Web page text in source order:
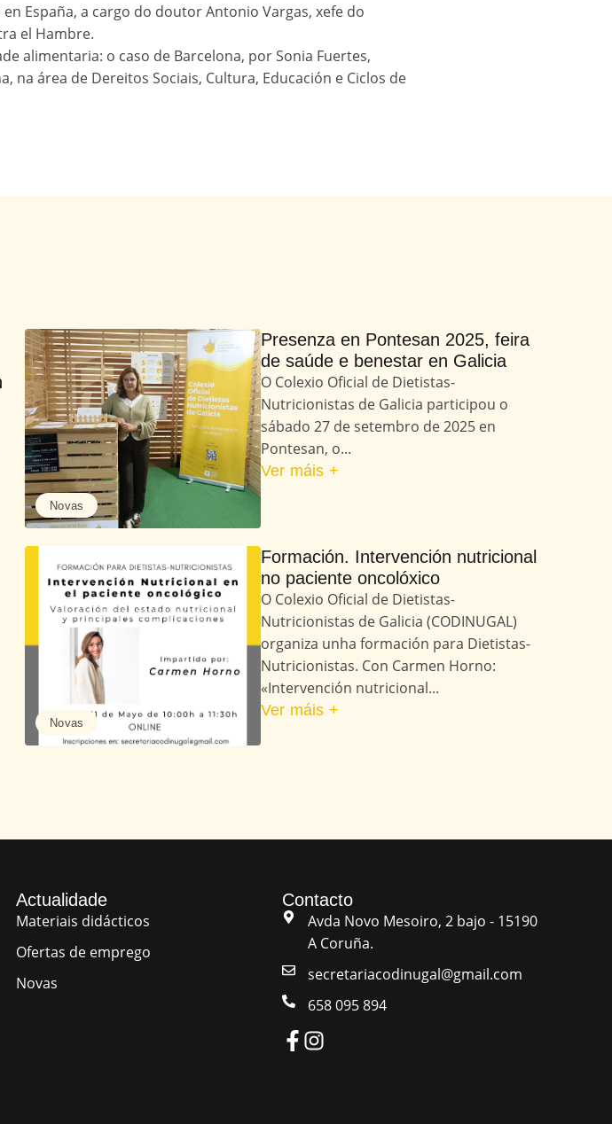
España, a cargo do doutor Antonio Vargas, xefe do
el Hambre.
alimentaria: o caso de Barcelona, ​​​​por Sonia Fuertes,
​​na área de Dereitos Sociais, Cultura, Educación e Ciclos de
Novas
Presenza en Pontesan 2025, feira
de saúde e benestar en Galicia
O Colexio Oficial de Dietistas-
Nutricionistas de Galicia participou o
sábado 27 de setembro de 2025 en
Pontesan, o...
Ver máis +
Novas
Formación. Intervención nutricional
no paciente oncolóxico
O Colexio Oficial de Dietistas-
Nutricionistas de Galicia (CODINUGAL)
organiza unha formación para Dietistas-
Nutricionistas. Con Carmen Horno:
«Intervención nutricional...
Ver máis +
Actualidade
Materiais didácticos
Ofertas de emprego
Novas
Contacto
Avda Novo Mesoiro, 2 bajo - 15190
A Coruña.
secretariacodinugal@gmail.com
658 095 894